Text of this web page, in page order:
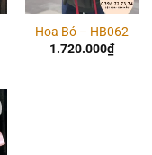
Hoa Bó – HB062
1.720.000₫